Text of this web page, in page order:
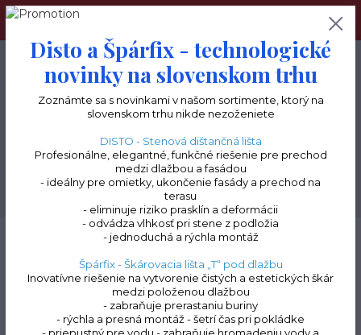
Navštívte tiež náš terceshop.sk, kde nájdete kompletný
+421 903 277 085
0
Terasové lišty a profily na terče | doplnky k profilom
Ukončovací profil „C" |
soklový profil | výška 70 mm
Disto a Špárfix - technologické
novinky na slovenskom trhu
Zoznámte sa s novinkami v našom sortimente, ktorý na
slovenskom trhu nikde nezoženiete
DISTO - Stenová dištančná lišta
Profesionálne, elegantné, funkčné riešenie pre prechod
medzi dlažbou a fasádou
- ideálny pre omietky, ukončenie fasády a prechod na
terasu
- eliminuje riziko prasklín a deformácii
- odvádza vlhkosť pri stene z podložia
- jednoduchá a rýchla montáž
Špárfix - Škárovacia lišta „T“ pod dlažbu
Inovatívne riešenie na vytvorenie čistých a estetických škár
medzi položenou dlažbou
- zabraňuje prerastaniu buriny
- rýchla a presná montáž - šetrí čas pri pokládke